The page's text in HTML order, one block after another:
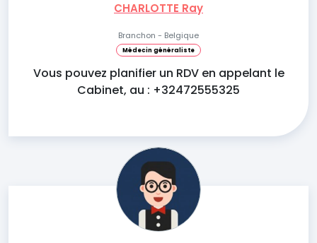
CHARLOTTE Ray
Branchon - Belgique
Médecin généraliste
Vous pouvez planifier un RDV en appelant le
Cabinet, au : +32472555325